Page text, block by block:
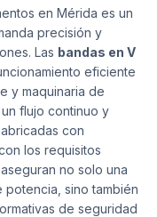
en Mérida es un
precisión y
Las bandas en V
eficiente
y maquinaria de
flujo continuo y
con
los requisitos
no solo una
sino también
de seguridad